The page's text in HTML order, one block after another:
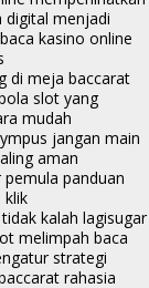
digital menjadi
kasino online
di meja baccarat
slot yang
mudah
jangan main
aman
pemula panduan
klik
kalah lagisugar
melimpah baca
strategi
rahasia